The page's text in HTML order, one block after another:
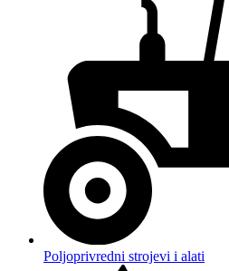
Poljoprivredni strojevi i alati